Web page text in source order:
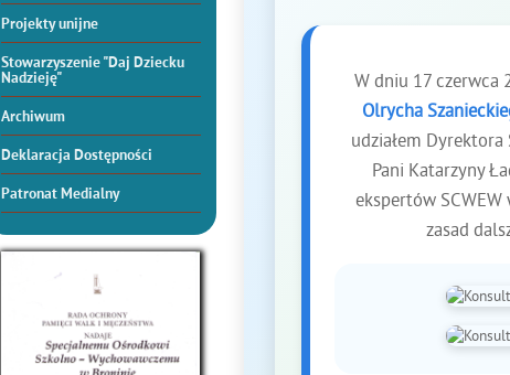
Projekty unijne
Stowarzyszenie "Daj Dziecku
Nadzieję"
Archiwum
Deklaracja Dostępności
Patronat Medialny
W dniu 17 czerwca
Olrycha
udziałem Dyrektora
Pani Katarzyny
ekspertów
zasad